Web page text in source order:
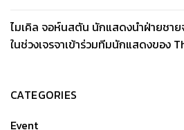
ไมเคิล จอห์นสตัน นักแสดงนำฝ่ายชาย
ในช่วงเจรจาเข้าร่วมทีมนักแสดงของ
CATEGORIES
Event